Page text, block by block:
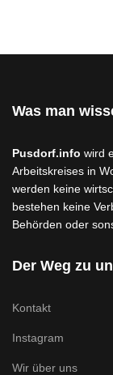
Was man
Pusdorf.info wird
Arbeitskreises in
werden keine
bestehen keine
Behörden oder
Der Weg zu
Kontakt
Instagram
Wir über uns